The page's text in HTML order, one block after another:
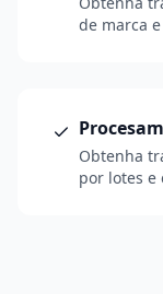
de marca
Obtenha
por lotes e